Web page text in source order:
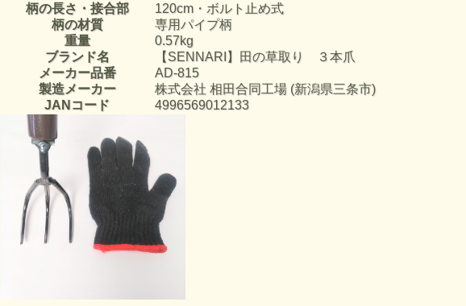
柄の長さ・接合部
120cm・ボルト止め式
柄の材質
専用パイプ柄
重量
0.57kg
ブランド名
【SENNARI】田の草取り ３本爪
メーカー品番
AD-815
製造メーカー
株式会社 相田合同工場 (新潟県三条市)
JANコード
4996569012133